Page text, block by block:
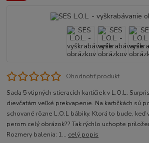
Ohodnotiť produkt
Sada 5 vtipných stieracích kartičiek v L.O.L.
dievčatám veľké prekvapenie. Na kartičkách sú
schované rôzne L.O.L bábiky. Ktorá to bude, keď
perom celý obrázok?? Tak rýchlo uchopte
Rozmery balenia: 1... celý popis